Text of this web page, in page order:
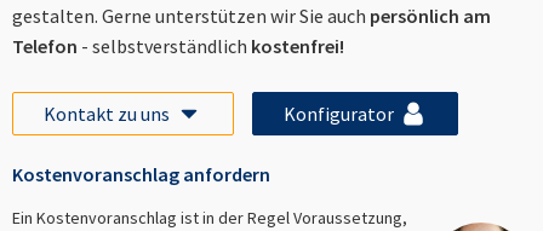
gestalten. Gerne unterstützen wir Sie auch persönlich am
Telefon - selbstverständlich kostenfrei!
Kontakt zu uns Konfigurator
Kostenvoranschlag anfordern
Ein Kostenvoranschlag ist in der Regel Voraussetzung,